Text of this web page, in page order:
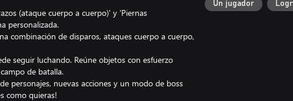
(ataque cuerpo a cuerpo)' y 'Piernas
personalizada.
combinación de disparos, ataques cuerpo a cuerpo,
seguir luchando. Reúne objetos con esfuerzo
de batalla.
personajes, nuevas acciones y un modo de boss
como quieras!
Un jugador